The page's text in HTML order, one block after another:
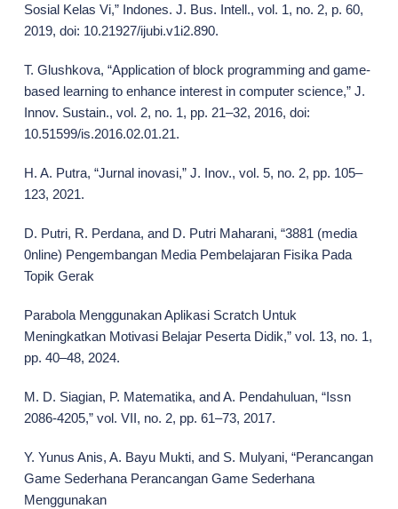
Sosial Kelas Vi,” Indones. J. Bus. Intell., vol. 1, no. 2, p. 60,
2019, doi: 10.21927/ijubi.v1i2.890.
T. Glushkova, “Application of block programming and game-
based learning to enhance interest in computer science,” J.
Innov. Sustain., vol. 2, no. 1, pp. 21–32, 2016, doi:
10.51599/is.2016.02.01.21.
H. A. Putra, “Jurnal inovasi,” J. Inov., vol. 5, no. 2, pp. 105–
123, 2021.
D. Putri, R. Perdana, and D. Putri Maharani, “3881 (media
0nline) Pengembangan Media Pembelajaran Fisika Pada
Topik Gerak
Parabola Menggunakan Aplikasi Scratch Untuk
Meningkatkan Motivasi Belajar Peserta Didik,” vol. 13, no. 1,
pp. 40–48, 2024.
M. D. Siagian, P. Matematika, and A. Pendahuluan, “Issn
2086-4205,” vol. VII, no. 2, pp. 61–73, 2017.
Y. Yunus Anis, A. Bayu Mukti, and S. Mulyani, “Perancangan
Game Sederhana Perancangan Game Sederhana
Menggunakan